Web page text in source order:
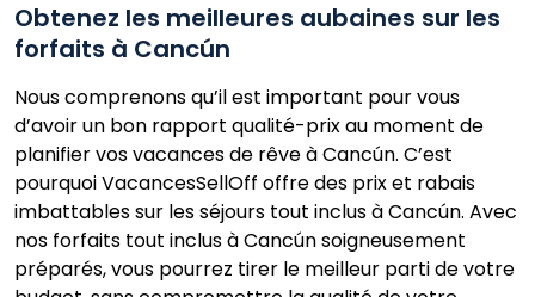
Obtenez les meilleures aubaines sur les
forfaits à Cancún
Nous comprenons qu’il est important pour vous
d’avoir un bon rapport qualité-prix au moment de
planifier vos vacances de rêve à Cancún. C’est
pourquoi VacancesSellOff offre des prix et rabais
imbattables sur les séjours tout inclus à Cancún. Avec
nos forfaits tout inclus à Cancún soigneusement
préparés, vous pourrez tirer le meilleur parti de votre